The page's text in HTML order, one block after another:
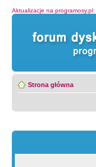
Aktualizacje na programosy.pl:
Strona główna